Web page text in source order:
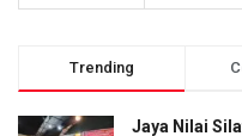
Trending
Jaya Nilai